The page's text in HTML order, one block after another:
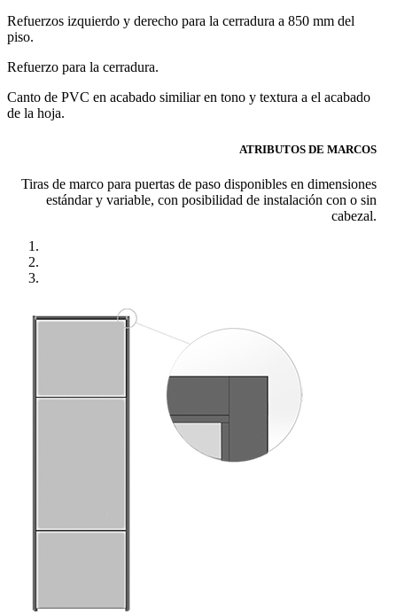
Refuerzos izquierdo y derecho para la cerradura a 850 mm del
piso.
Refuerzo para la cerradura.
Canto de PVC en acabado similiar en tono y textura a el acabado
de la hoja.
ATRIBUTOS DE MARCOS
Tiras de marco para puertas de paso disponibles en dimensiones
estándar y variable, con posibilidad de instalación con o sin
cabezal.